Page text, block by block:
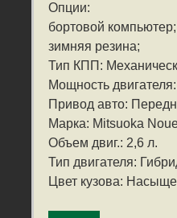
Опции:
бортовой
зимняя резина;
Тип КПП:
Мощность
Привод авто:
Марка: Mitsuoka
Объем двиг.: 2,6 л.
Тип двигателя:
Цвет кузова: